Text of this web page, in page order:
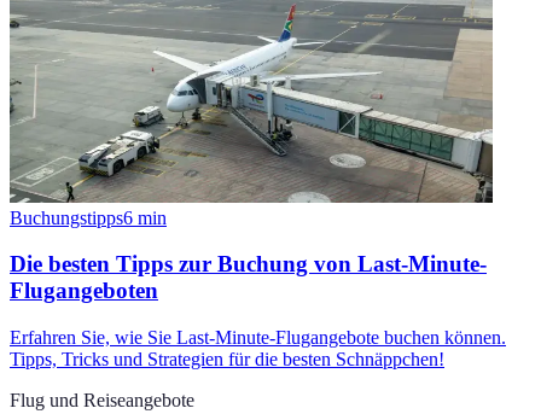
Buchungstipps6 min
Die besten Tipps zur Buchung von Last-Minute-
Flugangeboten
Erfahren Sie, wie Sie Last-Minute-Flugangebote buchen können.
Tipps, Tricks und Strategien für die besten Schnäppchen!
Flug und Reiseangebote